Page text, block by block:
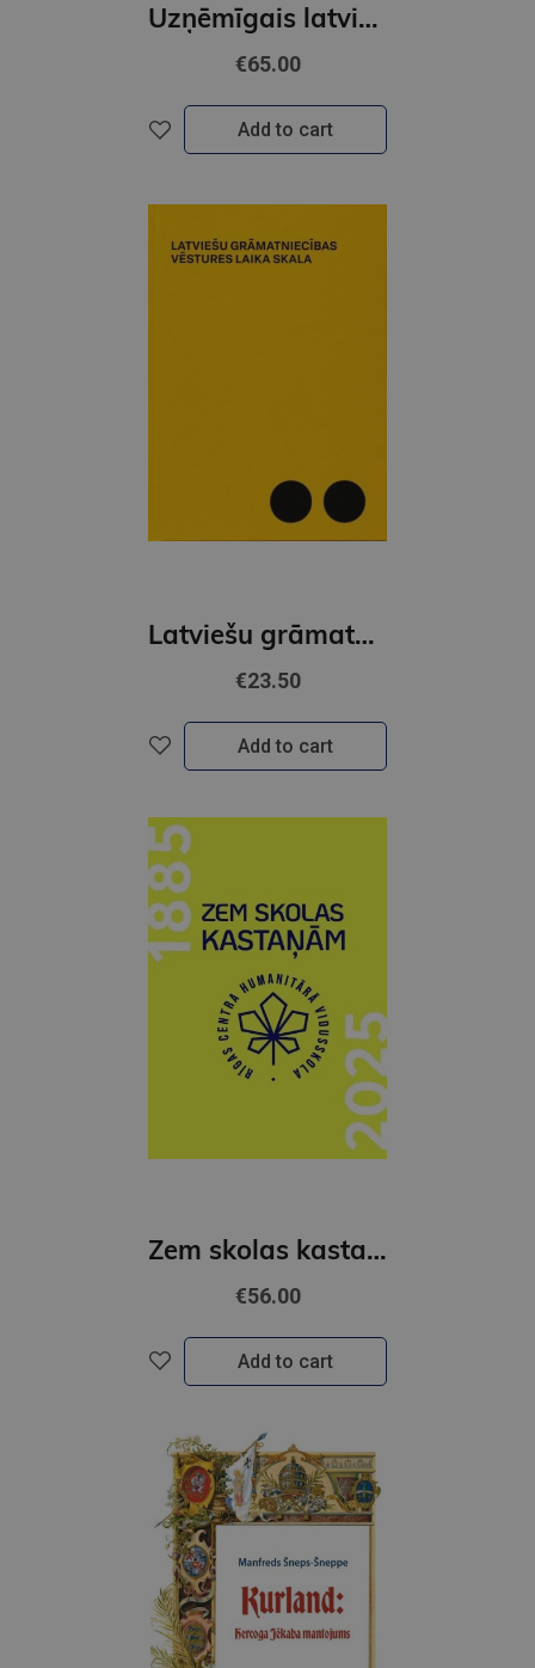
Uzņēmīgais latvietis. Mūrniekmeistars Krišjānis Ķergalvis (1856-1936) un viņa darbi
€65.00
Add to cart
Latviešu grāmatniecības laika skala
€23.50
Add to cart
Zem skolas kastaņām. Rīgas Centra Humanitārā vidusskola 1885-2025
€56.00
Add to cart